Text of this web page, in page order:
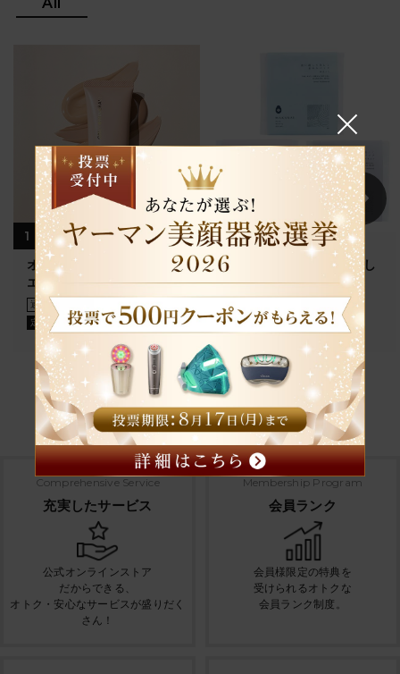
1
オンリーミネラル ミネラル
エッセンスBBクリームN
通常
（税込）
定期
3,564円 （税込）
2
MAKANAI 洗い流して美し
く 米ぬかパック
506
Service
オンラインストアのサービス
Comprehensive Service
充実したサービス
公式オンラインストア
だからできる、
オトク・安心なサービスが盛りだく
さん！
Membership Program
会員ランク
会員様限定の特典を
受けられるオトクな
会員ランク制度。